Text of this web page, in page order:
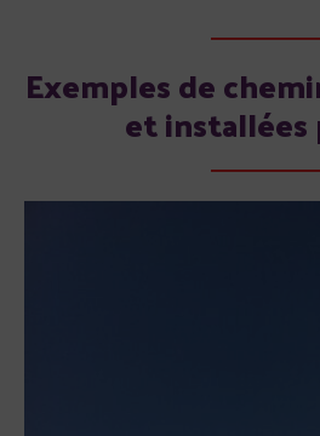
Exemples de
et installées